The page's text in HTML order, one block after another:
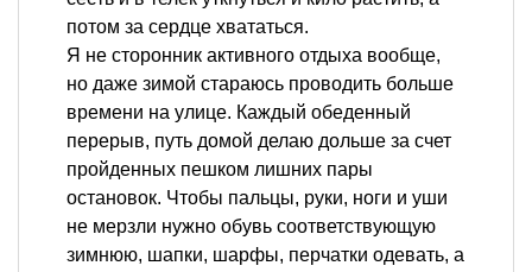
потом за сердце хвататься.
Я не сторонник активного отдыха вообще,
но даже зимой стараюсь проводить больше
времени на улице. Каждый обеденный
перерыв, путь домой делаю дольше за счет
пройденных пешком лишних пары
остановок. Чтобы пальцы, руки, ноги и уши
не мерзли нужно обувь соответствующую
зимнюю, шапки, шарфы, перчатки одевать, а